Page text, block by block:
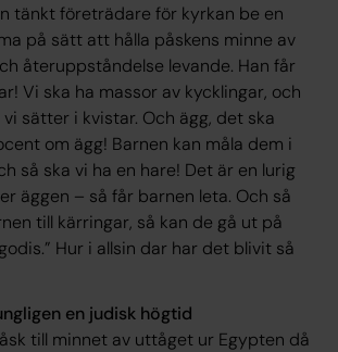
tänkt företrädare för kyrkan be en
på sätt att hålla påskens minne av
återuppståndelse levande. Han får
Vi ska ha massor av kycklingar, och
sätter i kvistar. Och ägg, det ska
om ägg! Barnen kan måla dem i
så ska vi ha en hare! Det är en lurig
äggen – så får barnen leta. Och så
till kärringar, så kan de gå ut på
Hur i allsin dar har det blivit så
en judisk högtid
till minnet av uttåget ur Egypten då